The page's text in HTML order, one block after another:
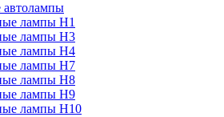
автолампы
лампы H1
лампы H3
лампы H4
лампы H7
лампы H8
лампы H9
лампы H10